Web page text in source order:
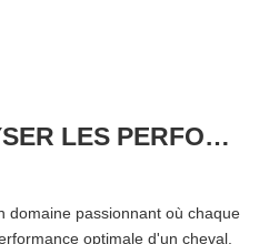
COMMENT ANALYSER LES PERFORMANCES D'UN CHEVAL DE COURSE ?
domaine passionnant où chaque
optimale d'un cheval.